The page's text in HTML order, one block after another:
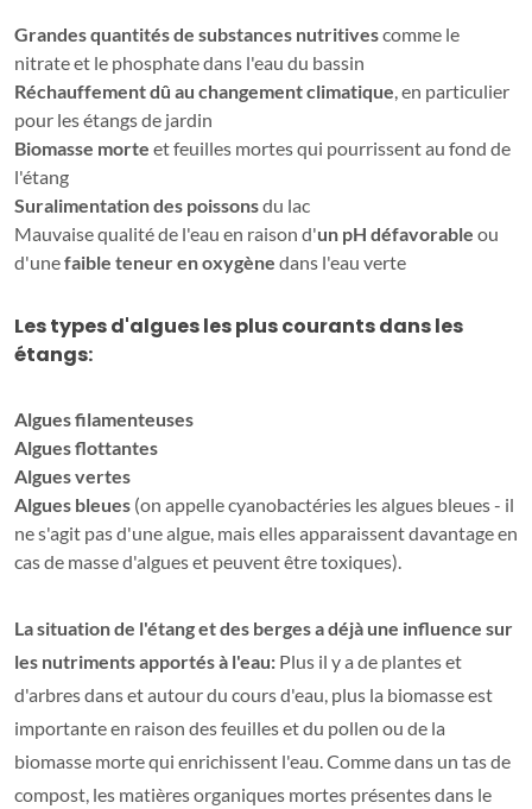
Grandes quantités de substances nutritivescomme le
nitrate et le phosphate dans l'eau du bassin
Réchauffement dû au changement climatique, en particulier
pour les étangs de jardin
Biomasse morte et feuilles mortes qui pourrissent au fond de
l'étang
Suralimentation des poissonsdu lac
Mauvaise qualité de l'eau en raison d'un pH défavorable ou
d'unefaible teneur en oxygène dans l'eau verte
Les types d'algues les plus courants dans les
étangs:
Algues filamenteuses
Algues flottantes
Algues vertes
Algues bleues (on appelle cyanobactéries les algues bleues - il
ne s'agit pas d'une algue, mais elles apparaissent davantage en
cas de masse d'algues et peuvent être toxiques).
La situation de l'étang et des berges a déjà une influence sur
les nutriments apportés à l'eau: Plus il y a de plantes et
d'arbres dans et autour du cours d'eau, plus la biomasse est
importante en raison des feuilles et du pollen ou de la
biomasse morte qui enrichissent l'eau. Comme dans un tas de
compost, les matières organiques mortes présentes dans le